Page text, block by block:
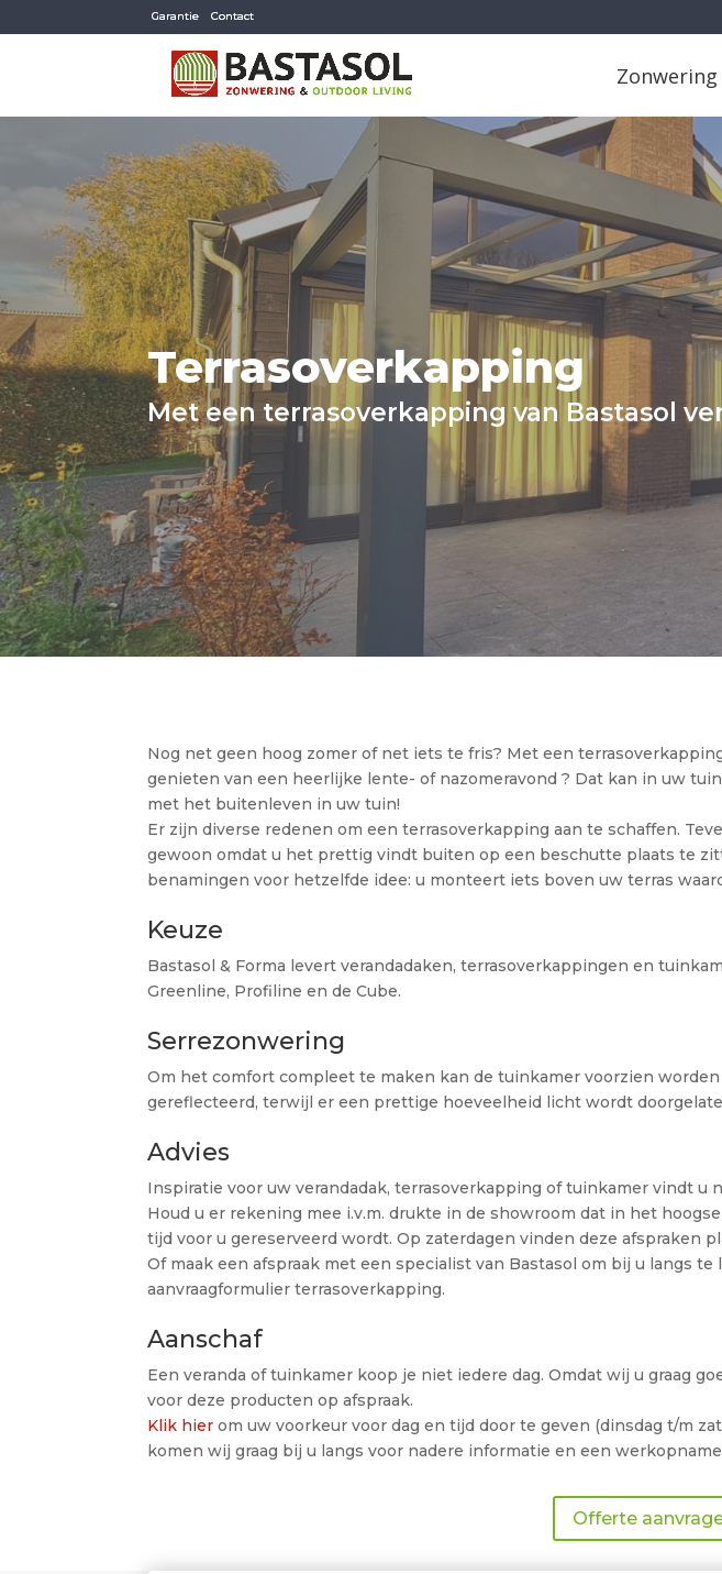
Garantie Contact
Zonwering
Terrasoverkapping
Met een terrasoverkapping van Bastasol
Nog net geen hoog zomer of net iets te fris? Met een
genieten van een heerlijke lente- of nazomeravond ? Dat kan in uw
met het buitenleven in uw tuin!
Er zijn diverse redenen om een terrasoverkapping aan te schaffen.
gewoon omdat u het prettig vindt buiten op een beschutte plaats te
benamingen voor hetzelfde idee: u monteert iets boven uw terras
Keuze
Bastasol & Forma levert verandadaken, terrasoverkappingen en
Greenline, Profiline en de Cube.
Serrezonwering
Om het comfort compleet te maken kan de tuinkamer voorzien
gereflecteerd, terwijl er een prettige hoeveelheid licht wordt
Advies
Inspiratie voor uw verandadak, terrasoverkapping of tuinkamer vindt
Houd u er rekening mee i.v.m. drukte in de showroom dat in het
tijd voor u gereserveerd wordt. Op zaterdagen vinden deze afspraken
Of maak een afspraak met een specialist van Bastasol om bij u langs
aanvraagformulier terrasoverkapping.
Aanschaf
Een veranda of tuinkamer koop je niet iedere dag. Omdat wij u graag
voor deze producten op afspraak.
Klik hier om uw voorkeur voor dag en tijd door te geven (dinsdag t/m
komen wij graag bij u langs voor nadere informatie en een
Offerte